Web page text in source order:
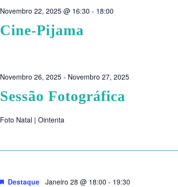
Novembro 22, 2025 @ 16:30 - 18:00
Cine-Pijama
Novembro 26, 2025- Novembro 27, 2025
Sessão Fotográfica
Foto Natal | Ointenta
Destaque Janeiro 28 @ 18:00 - 19:30